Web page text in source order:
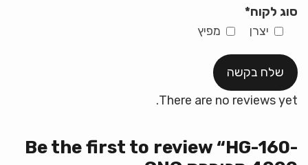
סוג לקוח*
יצרן
מפיץ
There are no reviews yet.
Be the first to review “HG-160-